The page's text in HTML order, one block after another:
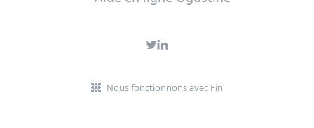
Nous fonctionnons avec Fin